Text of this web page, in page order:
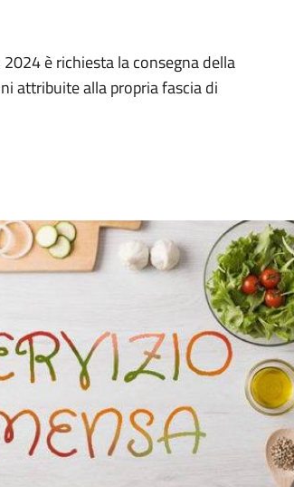
è richiesta la consegna della
attribuite alla propria fascia di